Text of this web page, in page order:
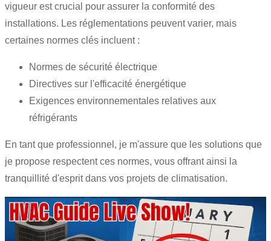
vigueur est crucial pour assurer la conformité des
installations. Les réglementations peuvent varier, mais
certaines normes clés incluent :
Normes de sécurité électrique
Directives sur l'efficacité énergétique
Exigences environnementales relatives aux
réfrigérants
En tant que professionnel, je m'assure que les solutions que
je propose respectent ces normes, vous offrant ainsi la
tranquillité d'esprit dans vos projets de climatisation.